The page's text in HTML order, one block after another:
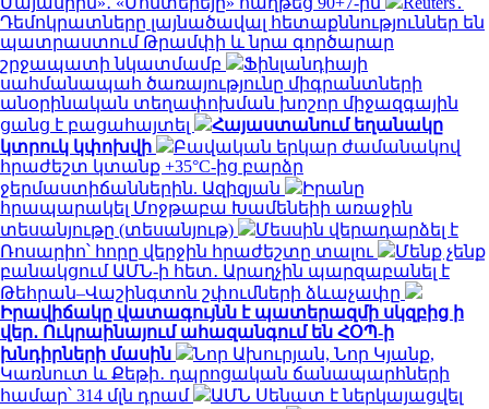
Դեմոկրատները լայնածավալ հետաքննություններ են
պատրաստում Թրամփի և նրա գործարար
շրջապատի նկատմամբ
Ֆինլանդիայի
սահմանապահ ծառայությունը միգրանտների
անօրինական տեղափոխման խոշոր միջազգային
ցանց է բացահայտել
Հայաստանում եղանակը
կտրուկ կփոխվի
Բավական երկար ժամանակով
հրաժեշտ կտանք +35°C-ից բարձր
ջերմաստիճաններին. Ազիզյան
Իրանը
հրապարակել Մոջթաբա Խամենեիի առաջին
տեսանյութը (տեսանյութ)
Մեսսին վերադարձել է
Ռոսարիո՝ հորը վերջին հրաժեշտը տալու
Մենք չենք
բանակցում ԱՄՆ-ի հետ․ Արաղչին պարզաբանել է
Թեհրան–Վաշինգտոն շփումների ձևաչափը
Իրավիճակը վատագույնն է պատերազմի սկզբից ի
վեր․ Ուկրաինայում ահազանգում են ՀՕՊ-ի
խնդիրների մասին
Նոր Ախուրյան, Նոր Կյանք,
Կառնուտ և Քեթի․ դպրոցական ճանապարհների
համար՝ 314 մլն դրամ
ԱՄՆ Սենատ է ներկայացվել